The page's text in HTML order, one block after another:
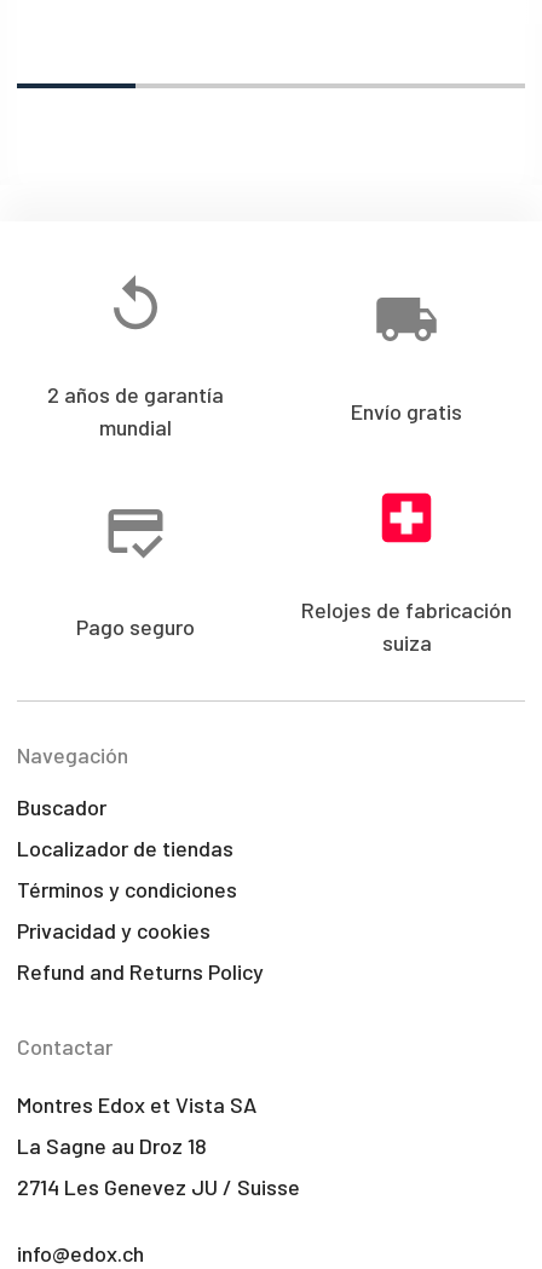
2 años de garantía
mundial
Envío gratis
Pago seguro
Relojes de fabricación
suiza
Navegación
Buscador
Localizador de tiendas
Términos y condiciones
Privacidad y cookies
Refund and Returns Policy
Contactar
Montres Edox et Vista SA
La Sagne au Droz 18
2714 Les Genevez JU / Suisse
info@edox.ch